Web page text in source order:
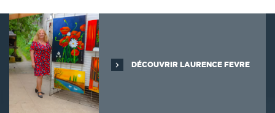
DÉCOUVRIR LAURENCE FEVRE